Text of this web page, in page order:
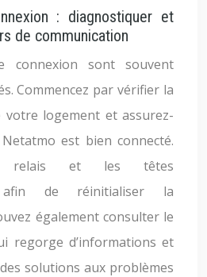
: diagnostiquer et
de communication
connexion sont souvent
Commencez par vérifier la
votre logement et assurez-
est bien connecté.
relais et les têtes
afin de réinitialiser la
également consulter le
regorge d’informations et
solutions aux problèmes